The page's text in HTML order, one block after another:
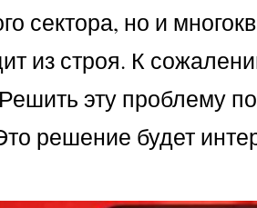
сектора, но и
из строя. К
эту проблему
решение будет